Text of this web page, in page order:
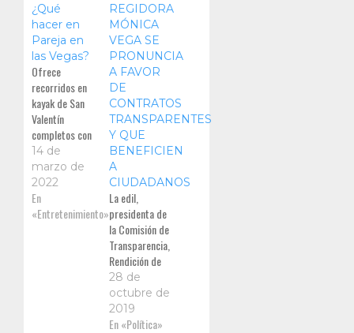
¿Qué
hacer en
Pareja en
las Vegas?
Ofrece
recorridos en
kayak de San
Valentín
completos con
oportunidades
para tomar
fotos,
chocolates
gourmet y
14 de
marzo de
2022
En
«Entretenimiento»
REGIDORA
MÓNICA
VEGA SE
PRONUNCIA
A FAVOR
DE
CONTRATOS
TRANSPARENTES
Y QUE
BENEFICIEN
A
CIUDADANOS
La edil,
presidenta de
la Comisión de
Transparencia,
Rendición de
Cuentas y
Combate a la
Corrupción,
reconoció la
28 de
octubre de
2019
En «Política»